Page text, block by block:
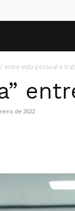
entre vida pessoal e
de 2022